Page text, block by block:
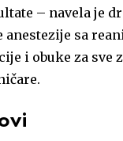
– navela je
anestezije sa
i obuke za sve